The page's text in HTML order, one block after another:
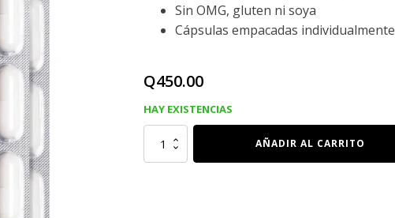
Sin OMG, gluten ni soya
Cápsulas empacadas individualmente
Q450.00
HAY EXISTENCIAS
BORICO
VAGINALES,
AÑADIR AL CARRITO